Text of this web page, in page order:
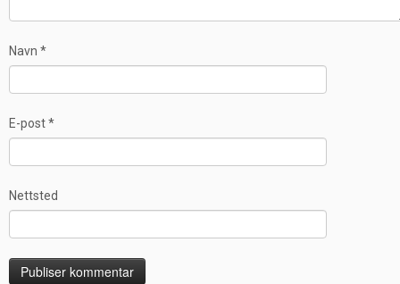
Navn *
E-post*
Nettsted